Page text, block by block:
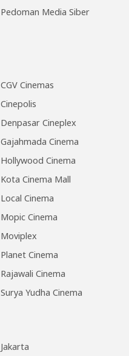
CGV Cinemas
Cinepolis
Denpasar Cineplex
Gajahmada Cinema
Hollywood Cinema
Kota Cinema Mall
Local Cinema
Mopic Cinema
Moviplex
Planet Cinema
Rajawali Cinema
Surya Yudha Cinema
Jakarta
Pedoman Media Siber